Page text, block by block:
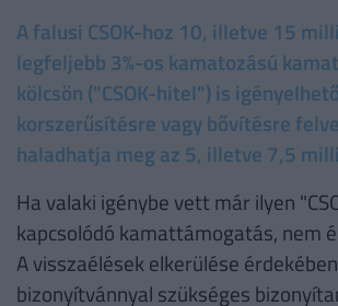
A falusi CSOK-hoz 10, illetve 15
legfeljebb 3%-os kamatozású
kölcsön ("CSOK-hitel") is
korszerűsítésre vagy bővítésre
haladhatja meg az 5, illetve 7,5
Ha valaki igénybe vett már ilyen
kapcsolódó kamattámogatás, nem
A visszaélések elkerülése
bizonyítvánnyal szükséges